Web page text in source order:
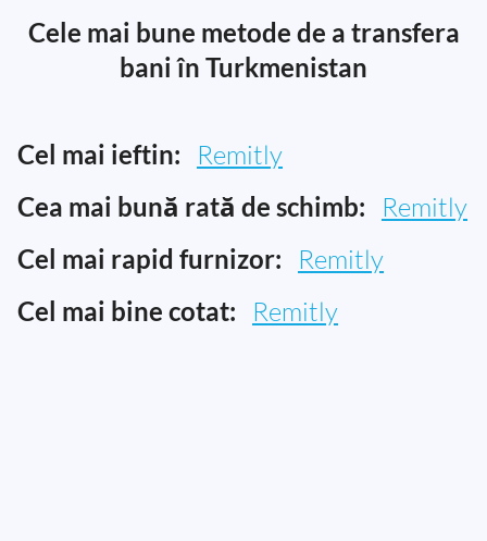
Cele mai bune metode de a transfera
bani în Turkmenistan
Cel mai ieftin: Remitly
Cea mai bună rată de schimb: Remitly
Cel mai rapid furnizor: Remitly
Cel mai bine cotat: Remitly